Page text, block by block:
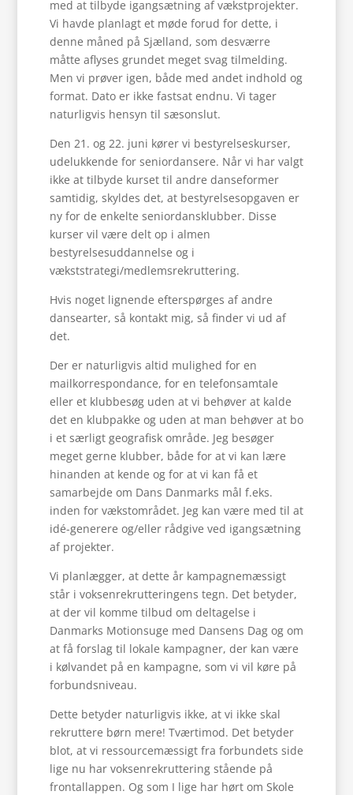
med at tilbyde igangsætning af vækstprojekter.
Vi havde planlagt et møde forud for dette, i
denne måned på Sjælland, som desværre
måtte aflyses grundet meget svag tilmelding.
Men vi prøver igen, både med andet indhold og
format. Dato er ikke fastsat endnu. Vi tager
naturligvis hensyn til sæsonslut.
Den 21. og 22. juni kører vi bestyrelseskurser,
udelukkende for seniordansere. Når vi har valgt
ikke at tilbyde kurset til andre danseformer
samtidig, skyldes det, at bestyrelsesopgaven er
ny for de enkelte seniordansklubber. Disse
kurser vil være delt op i almen
bestyrelsesuddannelse og i
vækststrategi/medlemsrekruttering.
Hvis noget lignende efterspørges af andre
dansearter, så kontakt mig, så finder vi ud af
det.
Der er naturligvis altid mulighed for en
mailkorrespondance, for en telefonsamtale
eller et klubbesøg uden at vi behøver at kalde
det en klubpakke og uden at man behøver at bo
i et særligt geografisk område. Jeg besøger
meget gerne klubber, både for at vi kan lære
hinanden at kende og for at vi kan få et
samarbejde om Dans Danmarks mål f.eks.
inden for vækstområdet. Jeg kan være med til at
idé-generere og/eller rådgive ved igangsætning
af projekter.
Vi planlægger, at dette år kampagnemæssigt
står i voksenrekrutteringens tegn. Det betyder,
at der vil komme tilbud om deltagelse i
Danmarks Motionsuge med Dansens Dag og om
at få forslag til lokale kampagner, der kan være
i kølvandet på en kampagne, som vi vil køre på
forbundsniveau.
Dette betyder naturligvis ikke, at vi ikke skal
rekruttere børn mere! Tværtimod. Det betyder
blot, at vi ressourcemæssigt fra forbundets side
lige nu har voksenrekruttering stående på
frontallappen. Og som I lige har hørt om Skole